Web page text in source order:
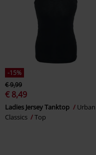
-15%
€ 9,99
€ 8,49
Ladies Jersey Tanktop
Urban
Classics
Top